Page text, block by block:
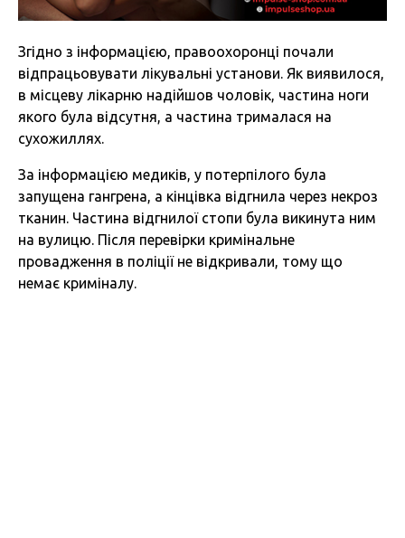
Згідно з інформацією, правоохоронці почали
відпрацьовувати лікувальні установи. Як виявилося,
в місцеву лікарню надійшов чоловік, частина ноги
якого була відсутня, а частина трималася на
сухожиллях.
За інформацією медиків, у потерпілого була
запущена гангрена, а кінцівка відгнила через некроз
тканин. Частина відгнилої стопи була викинута ним
на вулицю. Після перевірки кримінальне
провадження в поліції не відкривали, тому що
немає криміналу.